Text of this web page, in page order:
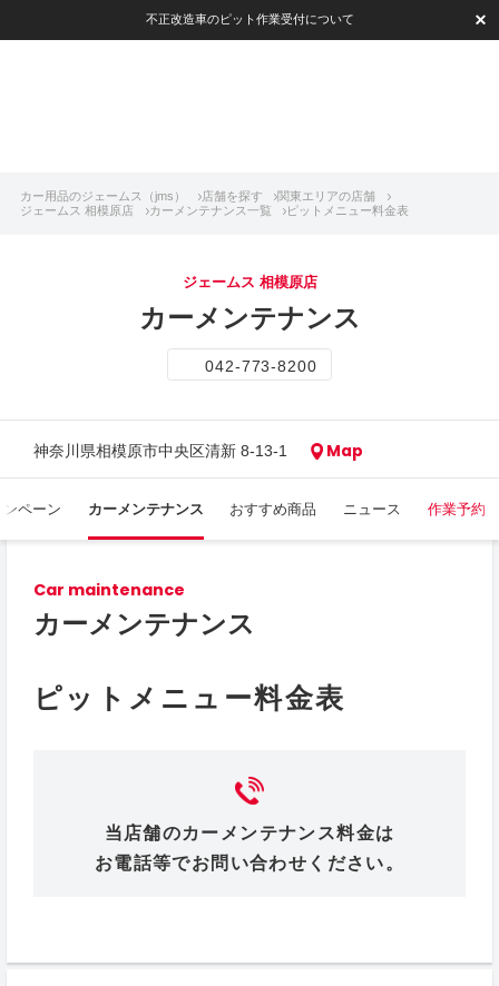
不正改造車のピット作業受付について
カー用品のジェームス（jms） 店舗を探す
関東エリアの店舗
ジェームス 相模原店
カーメンテナンス一覧 ピットメニュー料金表
ジェームス 相模原店
カーメンテナンス
042-773-8200
神奈川県相模原市中央区清新 8-13-1 Map
ペーン カーメンテナンス おすすめ商品 ニュース 作業予約
Car maintenance
カーメンテナンス
ピットメニュー料金表
当店舗のカーメンテナンス料金は
お電話等でお問い合わせください。